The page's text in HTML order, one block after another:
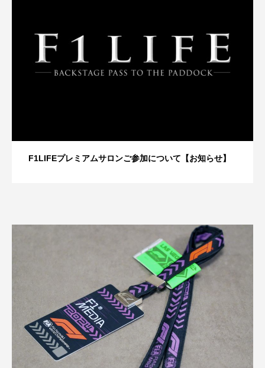
F1LIFEプレミアムサロンご参加について【お知らせ】